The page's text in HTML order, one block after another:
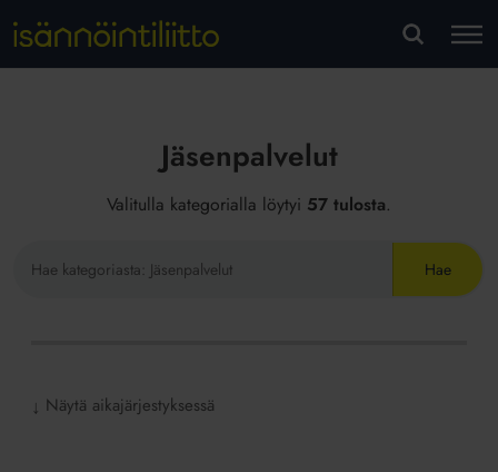
Jäsenpalvelut
Valitulla kategorialla löytyi 57 tulosta.
Hae
↓ Näytä aikajärjestyksessä